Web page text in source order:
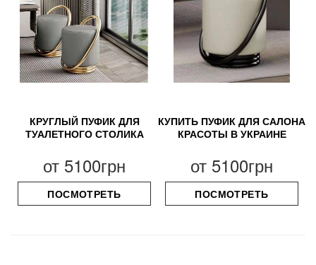
КРУГЛЫЙ ПУФИК ДЛЯ
ТУАЛЕТНОГО СТОЛИКА
от 5100грн
ПОСМОТРЕТЬ
КУПИТЬ ПУФИК ДЛЯ САЛОНА
КРАСОТЫ В УКРАИНЕ
от 5100грн
ПОСМОТРЕТЬ